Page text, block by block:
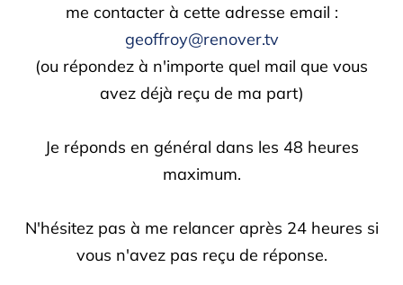
me contacter à cette adresse email :
geoffroy@renover.tv
(ou répondez à n'importe quel mail que vous
avez déjà reçu de ma part)
Je réponds en général dans les 48 heures
maximum.
N'hésitez pas à me relancer après 24 heures si
vous n'avez pas reçu de réponse.